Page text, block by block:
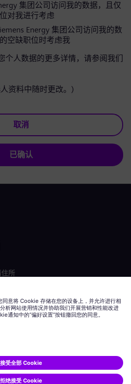
集团公司访问我的数据，且仅
对我进行考虑
Energy 集团公司访问我的数
空缺职位时考虑我
个人数据的更多详情，请参阅我们
资料中随时更改。)
取消
已确认
住所
AG 授权的商标。